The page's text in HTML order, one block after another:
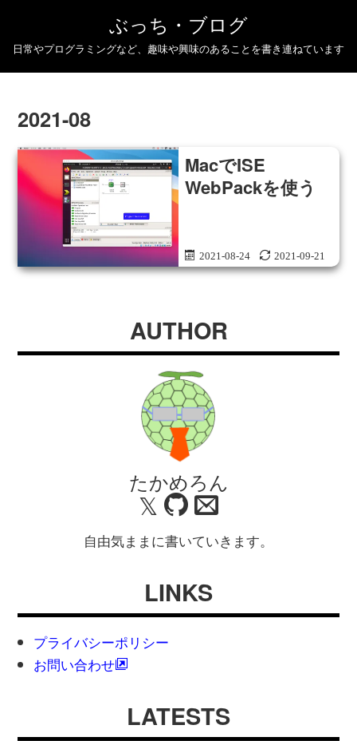
ぶっち・ブログ
日常やプログラミングなど、趣味や興味のあることを書き連ねています
2021-08
MacでISE
WebPackを使う
2021-08-24 2021-09-21
AUTHOR
たかめろん
𝕏
自由気ままに書いていきます。
LINKS
プライバシーポリシー
お問い合わせ
LATESTS